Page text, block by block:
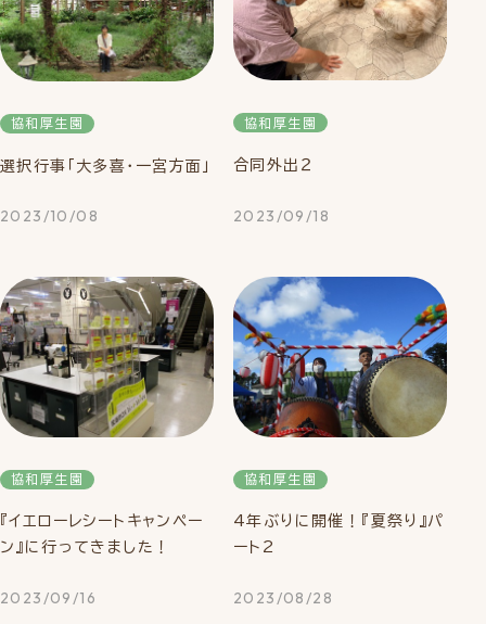
協和厚生園
選択行事「大多喜・一宮方面」
2023/10/08
協和厚生園
合同外出２
2023/09/18
協和厚生園
『イエローレシートキャンペー
ン』に行ってきました！
2023/09/16
協和厚生園
4年ぶりに開催！『夏祭り』パ
ート2
2023/08/28